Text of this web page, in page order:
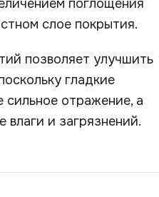
поглощения
слое покрытия.
позволяет улучшить
гладкие
сильное отражение, а
и загрязнений.